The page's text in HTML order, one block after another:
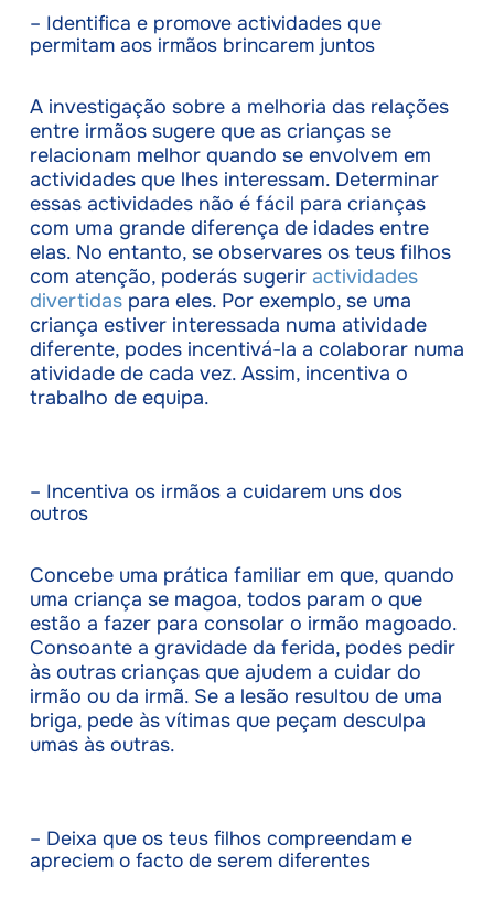
– Identifica e promove actividades que
permitam aos irmãos brincarem juntos
A investigação sobre a melhoria das relações
entre irmãos sugere que as crianças se
relacionam melhor quando se envolvem em
actividades que lhes interessam. Determinar
essas actividades não é fácil para crianças
com uma grande diferença de idades entre
elas. No entanto, se observares os teus filhos
com atenção, poderás sugerir actividades
divertidaspara eles. Por exemplo, se uma
criança estiver interessada numa atividade
diferente, podes incentivá-la a colaborar numa
atividade de cada vez. Assim, incentiva o
trabalho de equipa.
– Incentiva os irmãos a cuidarem uns dos
outros
Concebe uma prática familiar em que, quando
uma criança se magoa, todos param o que
estão a fazer para consolar o irmão magoado.
Consoante a gravidade da ferida, podes pedir
às outras crianças que ajudem a cuidar do
irmão ou da irmã. Se a lesão resultou de uma
briga, pede às vítimas que peçam desculpa
umas às outras.
– Deixa que os teus filhos compreendam e
apreciem o facto de serem diferentes